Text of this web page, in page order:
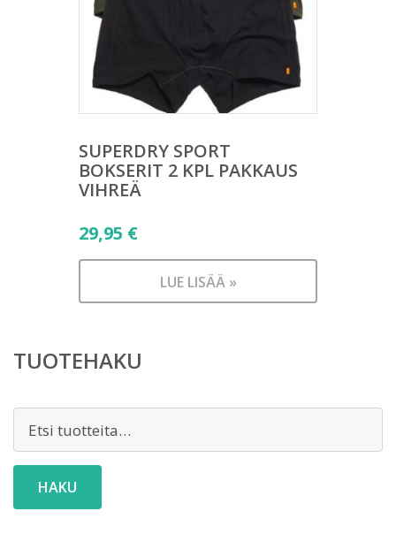
SUPERDRY SPORT
BOKSERIT 2 KPL PAKKAUS
VIHREÄ
29,95 €
LUE LISÄÄ »
TUOTEHAKU
Etsi:
HAKU